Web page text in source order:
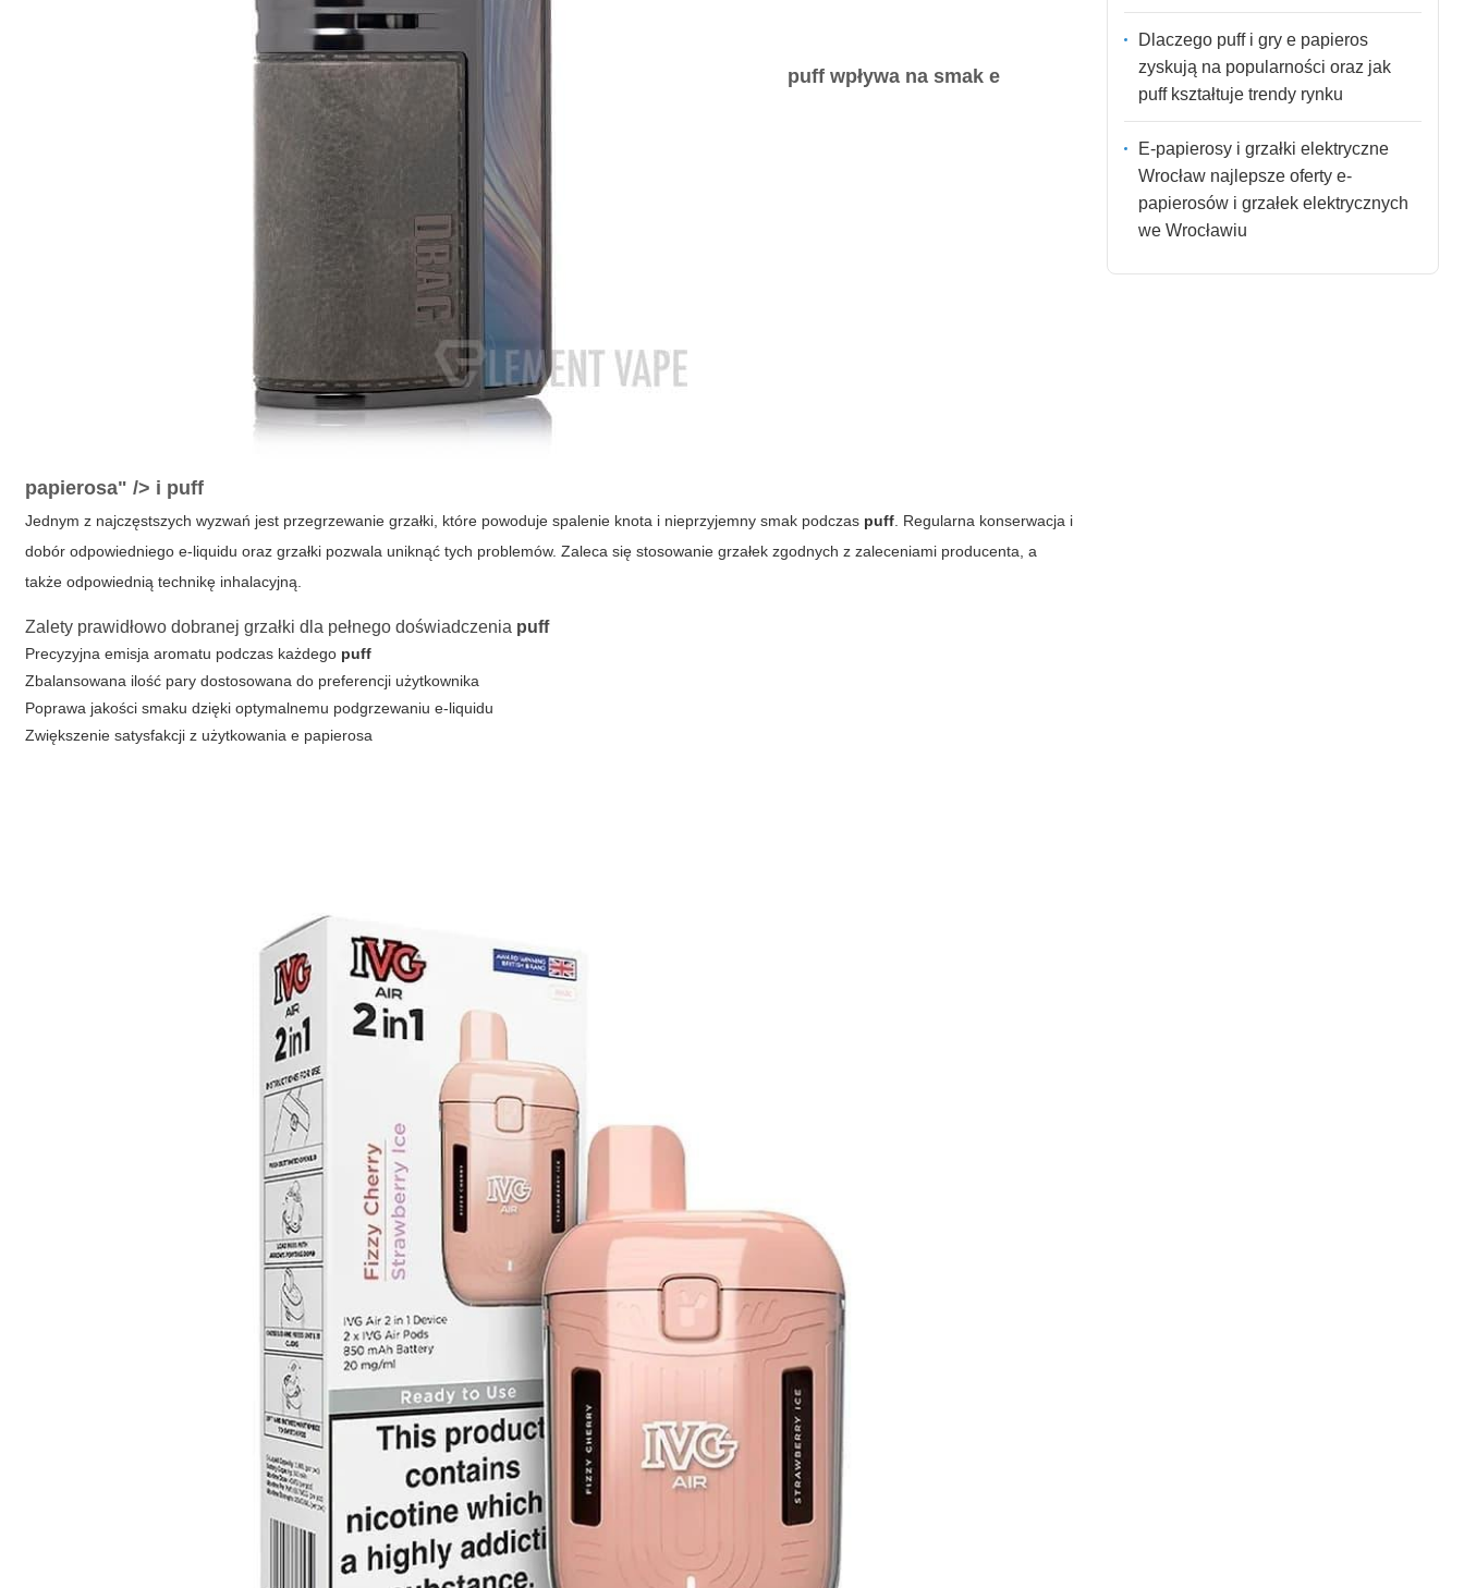
puff wpływa na smak e
papierosa" /> i puff
Jednym z najczęstszych wyzwań jest przegrzewanie grzałki, które powoduje spalenie knota i nieprzyjemny smak podczas puff . Regularna konserwacja i
dobór odpowiedniego e-liquidu oraz grzałki pozwala uniknąć tych problemów. Zaleca się stosowanie grzałek zgodnych z zaleceniami producenta, a
także odpowiednią technikę inhalacyjną.
Zalety prawidłowo dobranej grzałki dla pełnego doświadczenia puff
Precyzyjna emisja aromatu podczas każdego puff
Zbalansowana ilość pary dostosowana do preferencji użytkownika
Poprawa jakości smaku dzięki optymalnemu podgrzewaniu e-liquidu
Zwiększenie satysfakcji z użytkowaniae papierosa
Dlaczego puff i gry e papieros
zyskują na popularności oraz jak
puff kształtuje trendy rynku
E-papierosy i grzałki elektryczne
Wrocław najlepsze oferty e-
papierosów i grzałek elektrycznych
we Wrocławiu